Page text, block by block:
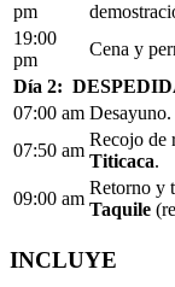
pm
19:00
pm
Cena y
Día 2:
07:00 am Desayuno.
07:50 am
Recojo de
Titicaca.
09:00 am
Retorno y
Taquile
INCLUYE